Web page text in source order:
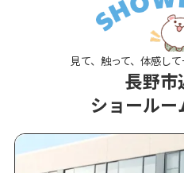
見て、触って、体感し
長野市
ショール